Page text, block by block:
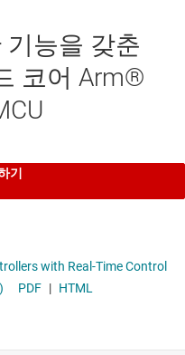
능을 갖춘
코어 Arm®
기
with Real-Time Control
PDF | HTML